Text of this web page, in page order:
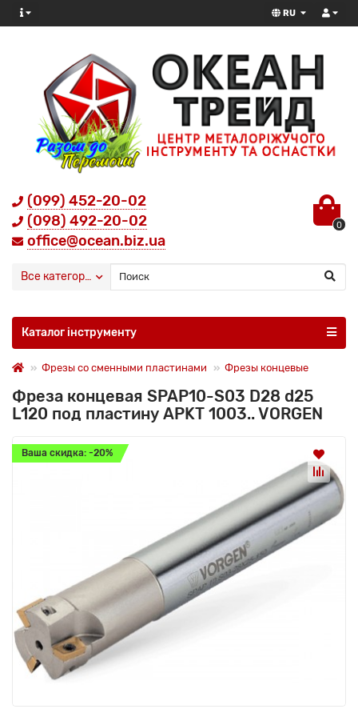
RU
(099) 452-20-02
(098) 492-20-02
office@ocean.biz.ua
0
Все категории
Каталог інструменту
Фрезы со сменными пластинами Фрезы концевые
Фреза концевая SPAP10-S03 D28 d25
L120 под пластину APKT 1003.. VORGEN
Ваша скидка: -20%